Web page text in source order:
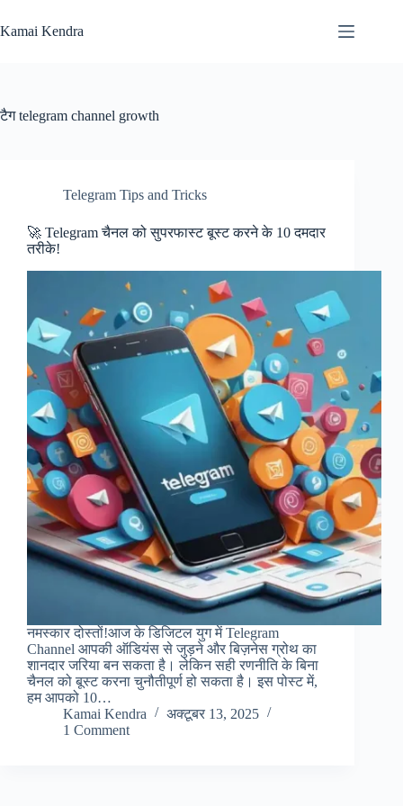
to
content
Kamai Kendra
टैगtelegram channel growth
Telegram Tips and Tricks
🚀 Telegram चैनल को सुपरफास्ट बूस्ट करने के 10 दमदार
तरीके!
नमस्कार दोस्तों!आज के डिजिटल युग में Telegram
Channel आपकी ऑडियंस से जुड़ने और बिज़नेस ग्रोथ का
शानदार जरिया बन सकता है। लेकिन सही रणनीति के बिना
चैनल को बूस्ट करना चुनौतीपूर्ण हो सकता है। इस पोस्ट में,
हम आपको 10…
Kamai Kendra
अक्टूबर 13, 2025
1 Comment